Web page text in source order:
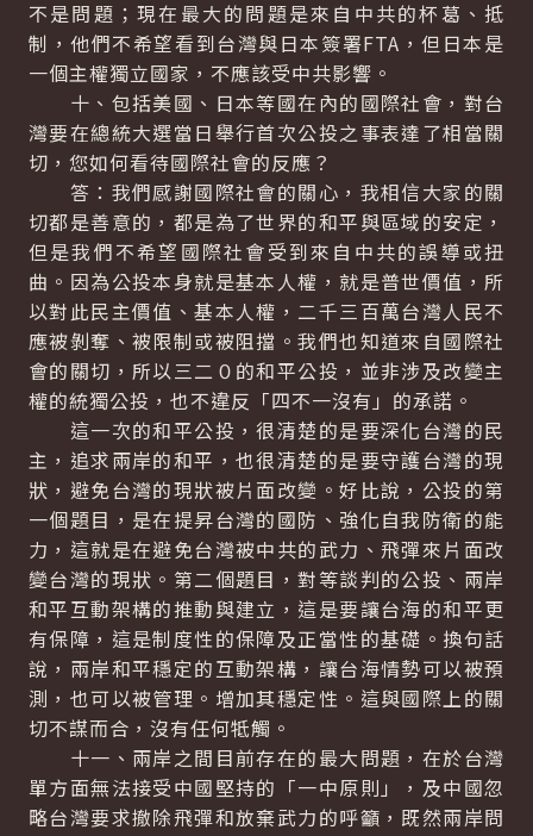
不是問題；現在最大的問題是來自中共的杯葛、抵
制，他們不希望看到台灣與日本簽署FTA，但日本是
一個主權獨立國家，不應該受中共影響。
十、包括美國、日本等國在內的國際社會，對台
灣要在總統大選當日舉行首次公投之事表達了相當關
切，您如何看待國際社會的反應？
答：我們感謝國際社會的關心，我相信大家的關
切都是善意的，都是為了世界的和平與區域的安定，
但是我們不希望國際社會受到來自中共的誤導或扭
曲。因為公投本身就是基本人權，就是普世價值，所
以對此民主價值、基本人權，二千三百萬台灣人民不
應被剝奪、被限制或被阻擋。我們也知道來自國際社
會的關切，所以三二０的和平公投，並非涉及改變主
權的統獨公投，也不違反「四不一沒有」的承諾。
這一次的和平公投，很清楚的是要深化台灣的民
主，追求兩岸的和平，也很清楚的是要守護台灣的現
狀，避免台灣的現狀被片面改變。好比說，公投的第
一個題目，是在提昇台灣的國防、強化自我防衛的能
力，這就是在避免台灣被中共的武力、飛彈來片面改
變台灣的現狀。第二個題目，對等談判的公投、兩岸
和平互動架構的推動與建立，這是要讓台海的和平更
有保障，這是制度性的保障及正當性的基礎。換句話
說，兩岸和平穩定的互動架構，讓台海情勢可以被預
測，也可以被管理。增加其穩定性。這與國際上的關
切不謀而合，沒有任何牴觸。
十一、兩岸之間目前存在的最大問題，在於台灣
單方面無法接受中國堅持的「一中原則」，及中國忽
略台灣要求撤除飛彈和放棄武力的呼籲，既然兩岸問